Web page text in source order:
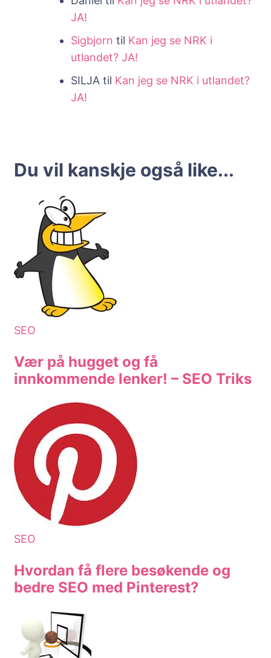
JA!
Sigbjorn til Kan jeg se NRK i
utlandet? JA!
SILJA til Kan jeg se NRK i utlandet?
JA!
Du vil kanskje også like...
SEO
Vær på hugget og få
innkommende lenker! – SEO Triks
SEO
Hvordan få flere besøkende og
bedre SEO med Pinterest?